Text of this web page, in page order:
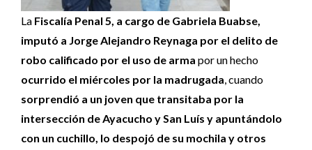
La Fiscalía Penal 5, a cargo de Gabriela Buabse,
imputó a Jorge Alejandro Reynaga por el delito de
robo calificado por el uso de arma por un hecho
ocurrido el miércoles por la madrugada, cuando
sorprendió a un joven que transitaba por la
intersección de Ayacucho y San Luís y apuntándolo
con un cuchillo, lo despojó de su mochila y otros